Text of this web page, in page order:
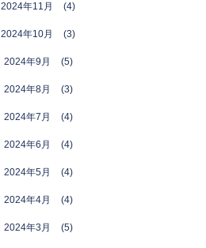
2024年11月 (4)
2024年10月 (3)
2024年9月 (5)
2024年8月 (3)
2024年7月 (4)
2024年6月 (4)
2024年5月 (4)
2024年4月 (4)
2024年3月 (5)